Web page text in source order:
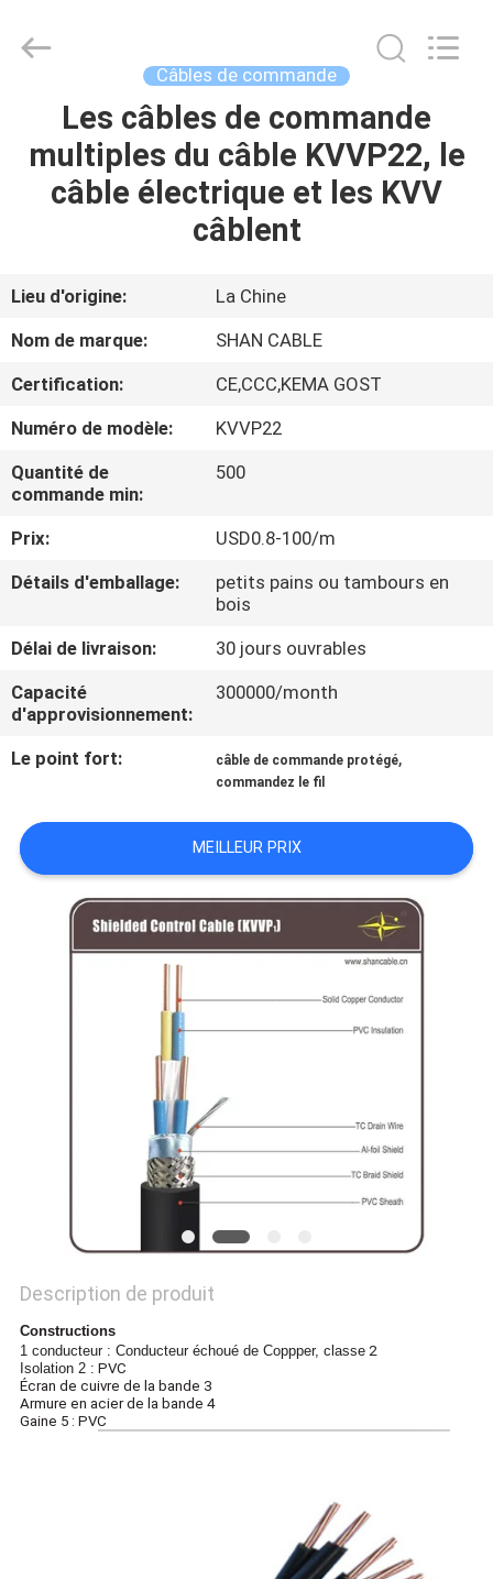
APERÇU
PRODUITS
VR
A
PROPOS
DE
NOUS
D'USINE
CONTRÔLE
DE
QUALITÉ
CONTACT
NOUVELLES
DEMANDE
SOUMISSION
NEWS
PLAN
DU
SITE
Cable
(Group)
Câbles de commande
Les câbles de commande
multiples du câble KVVP22, le
câble électrique et les KVV
câblent
Lieu d'origine:
La Chine
Nom de marque:
SHAN CABLE
Certification:
CE,CCC,KEMA GOST
Numéro de modèle:
KVVP22
Quantité de
commande min:
500
Prix:
USD0.8-100/m
Détails d'emballage:
petits pains ou tambours en
bois
Délai de livraison:
30 jours ouvrables
Capacité
d'approvisionnement:
300000/month
Le point fort: câble de commande protégé,
commandez le fil
MEILLEUR PRIX
Description de produit
Constructions
1conducteur : Conducteur échoué de Coppper, classe 2
Isolation 2: PVC
Écran de cuivre de la bande 3
Armure en acier de la bande 4
Gaine 5 : PVC